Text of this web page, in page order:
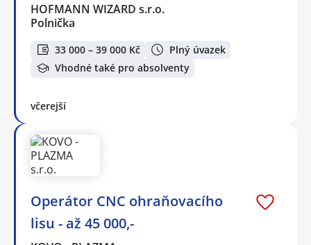
HOFMANN WIZARD s.r.o.
Polnička
33 000 – 39 000 Kč
Plný úvazek
Vhodné také pro absolventy
včerejší
Operátor CNC ohraňovacího
lisu - až 45 000,-